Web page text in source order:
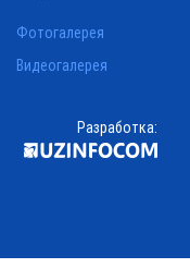
Фотогалерея
Видеогалерея
Разработка: